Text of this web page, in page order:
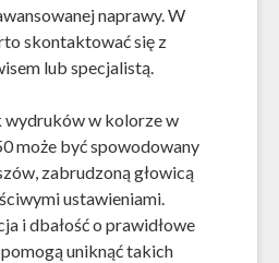
naprawy. W
skontaktować się z
lub specjalistą.
wydruków w kolorze w
może być spowodowany
zabrudzoną głowicą
ustawieniami.
i dbałość o prawidłowe
uniknąć takich